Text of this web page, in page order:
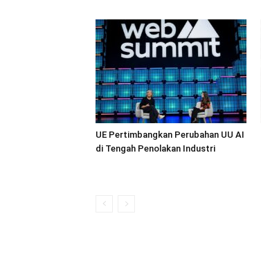
UE Pertimbangkan Perubahan UU AI
di Tengah Penolakan Industri